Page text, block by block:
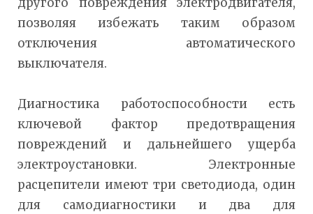
позволяя избежать таким образом
отключения автоматического
выключателя.
Диагностика работоспособности есть
ключевой фактор предотвращения
повреждений и дальнейшего ущерба
электроустановки. Электронные
расцепители имеют три светодиода, один
для самодиагностики и два для